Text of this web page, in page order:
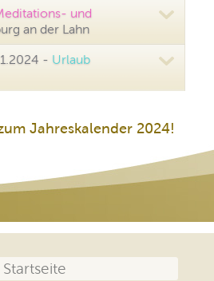
und
an der Lahn
- Urlaub
Jahreskalender 2024!
Startseite